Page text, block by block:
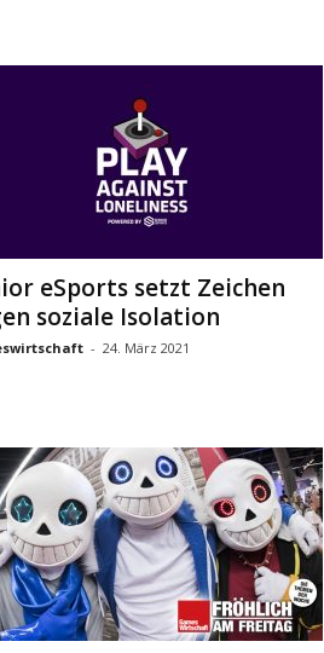
eSports setzt Zeichen
soziale Isolation
- 24. März 2021